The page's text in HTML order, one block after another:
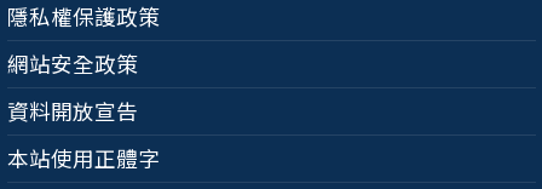
隱私權保護政策
網站安全政策
資料開放宣告
本站使用正體字